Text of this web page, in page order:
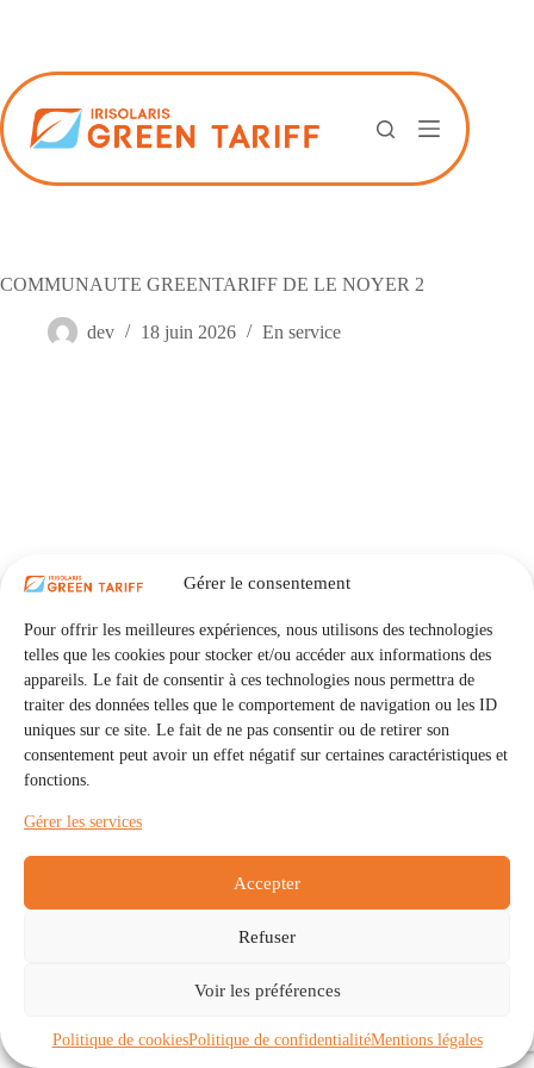
Gérer le consentement
Pour offrir les meilleures expériences, nous utilisons des technologies
telles que les cookies pour stocker et/ou accéder aux informations des
appareils. Le fait de consentir à ces technologies nous permettra de
traiter des données telles que le comportement de navigation ou les ID
uniques sur ce site. Le fait de ne pas consentir ou de retirer son
consentement peut avoir un effet négatif sur certaines caractéristiques et
fonctions.
Gérer les services
Accepter
Refuser
Voir les préférences
Politique de cookiesPolitique de confidentialitéMentions légales
COMMUNAUTE GREENTARIFF DE LE NOYER 2
dev 18 juin 2026 En service
Communautés
À propos
Politique de cookies (UE)